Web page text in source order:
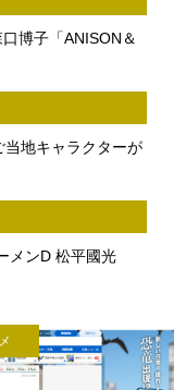
博子「ANISON＆
地キャラクターが
メンD 松平國光